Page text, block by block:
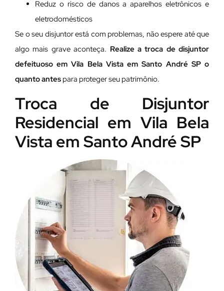
Reduz o risco de danos a aparelhos eletrônicos e
eletrodomésticos
Se o seu disjuntor está com problemas, não espere até que
algo mais grave aconteça. Realize a troca de disjuntor
defeituoso em Vila Bela Vista em Santo André SP o
quanto antes para proteger seu patrimônio.
Troca de Disjuntor
Residencial em Vila Bela
Vista em Santo André SP